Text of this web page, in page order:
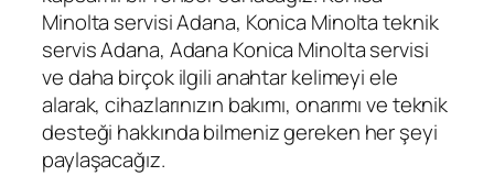
Minolta servisi Adana, Konica Minolta teknik
servis Adana, Adana Konica Minolta servisi
ve daha birçok ilgili anahtar kelimeyi ele
alarak, cihazlarınızın bakımı, onarımı ve teknik
desteği hakkında bilmeniz gereken her şeyi
paylaşacağız.